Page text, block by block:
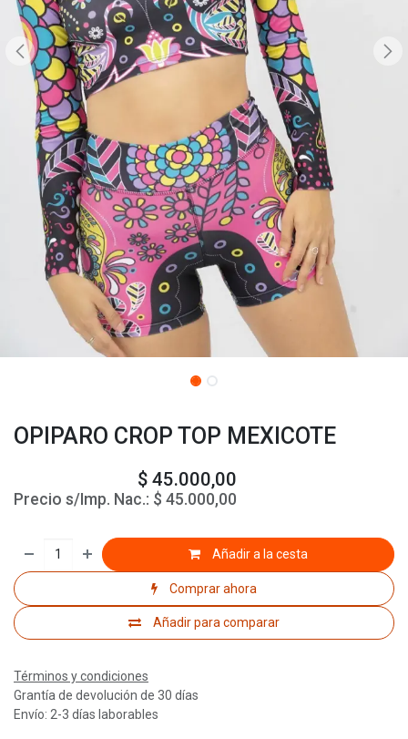
OPIPARO CROP TOP MEXICOTE
$ 45.000,00
Precio s/Imp. Nac.: $ 45.000,00
Añadir a la cesta
Comprar ahora
Añadir para comparar
Términos y condiciones
Grantía de devolución de 30 días
Envío: 2-3 días laborables